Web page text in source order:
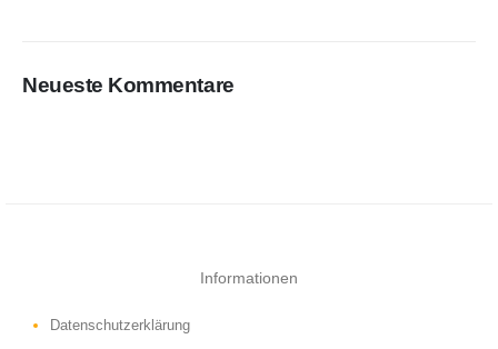
Neueste Kommentare
Informationen
Datenschutzerklärung